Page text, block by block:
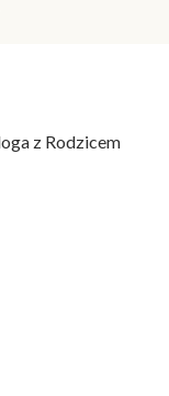
z Rodzicem